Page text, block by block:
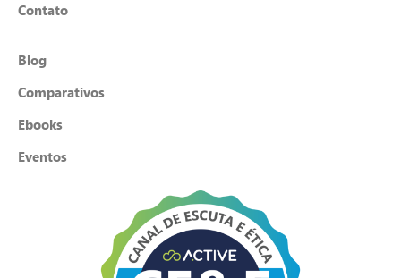
Contato
Blog
Comparativos
Ebooks
Eventos